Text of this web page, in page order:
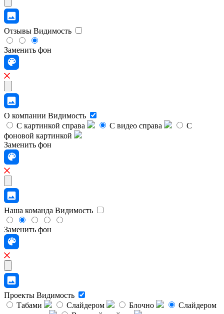
Отзывы Видимость
Заменить фон
О компании Видимость
С картинкой справа
С видео справа
С
фоновой картинкой
Заменить фон
Наша команда Видимость
Заменить фон
Проекты Видимость
Табами
Слайдером Блочно
Слайдером